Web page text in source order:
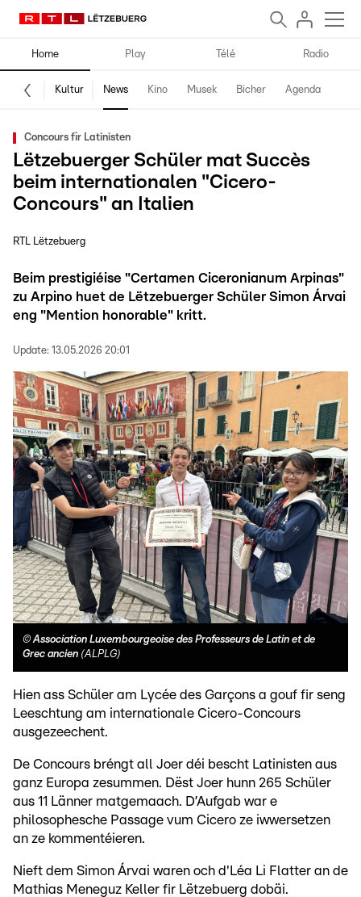
Home Play Télé Radio
Kultur News Kino Musek Bicher Agenda
Concours fir Latinisten
Lëtzebuerger Schüler mat Succès
beim internationalen "Cicero-
Concours" an Italien
RTL Lëtzebuerg
Beim prestigiéise "Certamen Ciceronianum Arpinas"
zu Arpino huet de Lëtzebuerger Schüler Simon Árvai
eng "Mention honorable" kritt.
Update: 13.05.2026 20:01
©Association Luxembourgeoise des Professeurs de Latin et de
Grec ancien (ALPLG)
Hien ass Schüler am Lycée des Garçons a gouf fir seng
Leeschtung am internationale Cicero-Concours
ausgezeechent.
De Concours bréngt all Joer déi bescht Latinisten aus
ganz Europa zesummen. Dëst Joer hunn 265 Schüler
aus 11 Länner matgemaach. D’Aufgab war e
philosophesche Passage vum Cicero ze iwwersetzen
an ze kommentéieren.
Nieft dem Simon Árvai waren och d'Léa Li Flatter an de
Mathias Meneguz Keller fir Lëtzebuerg dobäi.